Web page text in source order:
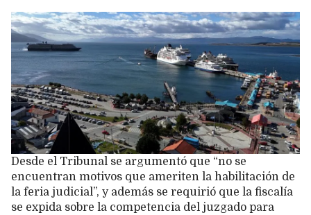
Desde el Tribunal se argumentó que “no se
encuentran motivos que ameriten la habilitación de
la feria judicial”, y además se requirió que la fiscalía
se expida sobre la competencia del juzgado para